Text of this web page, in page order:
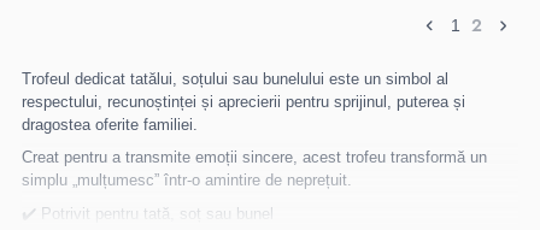
1 2
Trofeul dedicat tatălui, soțului sau bunelului este un simbol al
respectului, recunoștinței și aprecierii pentru sprijinul, puterea și
dragostea oferite familiei.
Creat pentru a transmite emoții sincere, acest trofeu transformă un
simplu „mulțumesc” într-o amintire de neprețuit.
✔️ Potrivit pentru tată, soț sau bunel